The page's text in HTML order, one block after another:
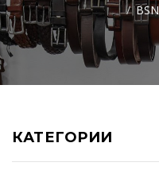
КАТЕГОРИИ